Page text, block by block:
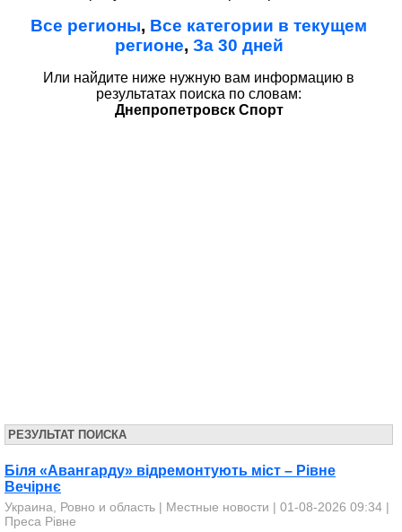
Все регионы, Все категории в текущем
регионе, За 30 дней
Или найдите ниже нужную вам информацию в
результатах поиска по словам:
Днепропетровск Спорт
РЕЗУЛЬТАТ ПОИСКА
Біля «Авангарду» відремонтують міст – Рівне
Вечірнє
Украина, Ровно и область | Местные новости | 01-08-2026 09:34 |
Преса Рівне